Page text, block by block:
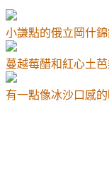
小謙點的俄立岡什
蔓越莓醋和紅心土
有一點像冰沙口感